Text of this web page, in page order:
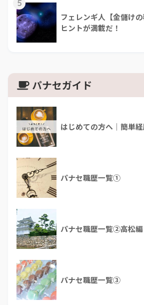
5
フェレンギ人【金儲け
ヒントが満載だ！
パナセガイド
はじめての方へ｜簡単
パナセ職歴一覧①
パナセ職歴一覧②高松編
パナセ職歴一覧③